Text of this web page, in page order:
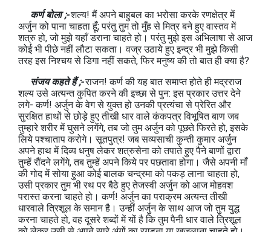
कर्ण बोला ;-शल्य! मैं अपने बाहुबल का भरोसा करके रणक्षेत्र में
अर्जुन को पाना चाहता हूँ; परंतु तुम तो मुँह से मित्र बने हुए वास्तव में
शत्रु हो, जो मुझे यहाँ डराना चाहते हो। परंतु मुझे इस अभिलाषा से आज
कोई भी पीछे नहीं लौटा सकता। वज्र उठाये हुए इन्द्र भी मुझे किसी
तरह इस निश्चय से डिगा नहीं सकते, फिर मनुष्य की तो बात ही क्या है?
संजय कहते हैं ;-राजन! कर्ण की यह बात समाप्त होते ही मद्रराज
शल्य उसे अत्यन्त कुपित करने की इच्छा से पुन: इस प्रकार उत्तर देने
लगे- कर्ण! अर्जुन के वेग से युक्त हो उनकी प्रत्यंचा से प्रेरित और
सुरक्षित हाथों से छोड़े हुए तीखी धार वाले कंकपत्र विभूषित बाण जब
तुम्हारे शरीर में घुसने लगेंगे, तब जो तुम अर्जुन को पूछते फिरते हो, इसके
लिये पश्चाताप करोगे। सूतपुत्र! जब सव्यसाची कुन्ती कुमार अर्जुन
अपने हाथ में दिव्य धनुष लेकर शत्रुसेना को तपाते हुए पैने बाणों द्वारा
तुम्हें रौंदने लगेंगे, तब तुम्हें अपने किये पर पछतावा होगा। जैसे अपनी माँ
की गोद में सोया हुआ कोई बालक चन्द्रमा को पकड़ लाना चाहता हो,
उसी प्रकार तुम भी रथ पर बैठे हुए तेजस्वी अर्जुन को आज मोहवश
परास्त करना चाहते हो। कर्ण! अर्जुन का पराक्रम अत्यन्त तीखी
धारवाले त्रिशूल के समान है। उन्हीं अर्जुन के साथ आज जो तुम युद्ध
करना चाहते हो, वह दूसरे शब्दों में यों है कि तुम पैनी धार वाले त्रिशूल